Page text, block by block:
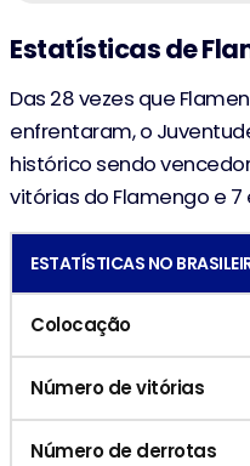
Estatísticas de
Das 28 vezes que
enfrentaram, o
histórico sendo vencedor
vitórias do Flamengo e
ESTATÍSTICAS NO
Colocação
Número de vitórias
Número de derrotas